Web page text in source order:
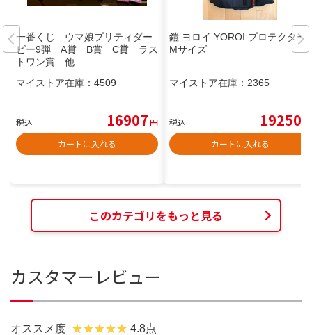
一番くじ ウマ娘プリティダー
ビー9弾 A賞 B賞 C賞 ラス
トワン賞 他
マイストア在庫： 4509
税込 16907円
カートに入れる
鎧 ヨロイ YOROI プロテクター
Mサイズ
マイストア在庫： 2365
税込 19250
カートに入れる
このカテゴリをもっと見る
カスタマーレビュー
オススメ度 4.8点